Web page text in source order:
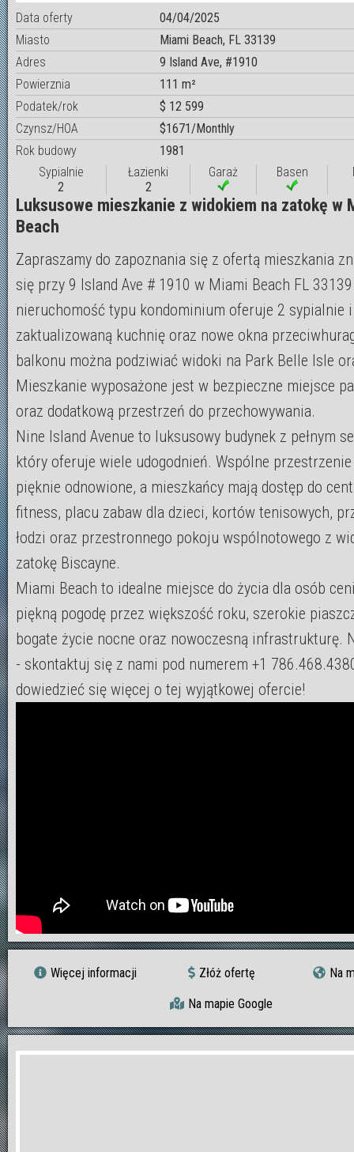
Data oferty
04/04/2025
Miasto
Miami Beach, FL 33139
Adres
9 Island Ave, #1910
Powierznia
111 m²
Podatek/rok
$ 12 599
Czynsz/HOA
$1671/Monthly
Rok budowy
1981
Sypialnie
2
Łazienki
2
Garaż Basen
Luksusowe mieszkanie z widokiem na zatokę w
Beach
Zapraszamy do zapoznania się z ofertą mieszkania
się przy 9 Island Ave # 1910 w Miami Beach FL
nieruchomość typu kondominium oferuje 2 sypialnie i
zaktualizowaną kuchnię oraz nowe okna
balkonu można podziwiać widoki na Park Belle Isle
Mieszkanie wyposażone jest w bezpieczne miejsce
oraz dodatkową przestrzeń do przechowywania.
Nine Island Avenue to luksusowy budynek z pełnym
który oferuje wiele udogodnień. Wspólne przestrzenie
pięknie odnowione, a mieszkańcy mają dostęp do
fitness, placu zabaw dla dzieci, kortów tenisowych,
łodzi oraz przestronnego pokoju wspólnotowego z
zatokę Biscayne.
Miami Beach to idealne miejsce do życia dla osób
piękną pogodę przez większość roku, szerokie
bogate życie nocne oraz nowoczesną infrastrukturę.
- skontaktuj się z nami pod numerem +1
dowiedzieć się więcej o tej wyjątkowej ofercie!
Więcej informacji Złóż ofertę Na
Na mapie Google